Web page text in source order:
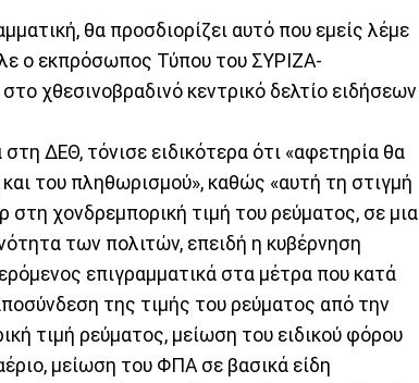
θα προσδιορίζει αυτό που εμείς λέμε
ο εκπρόσωπος Τύπου του ΣΥΡΙΖΑ-
χθεσινοβραδινό κεντρικό δελτίο ειδήσεων
ΔΕΘ, τόνισε ειδικότερα ότι «αφετηρία θα
του πληθωρισμού», καθώς «αυτή τη στιγμή
χονδρεμπορική τιμή του ρεύματος, σε μια
των πολιτών, επειδή η κυβέρνηση
επιγραμματικά στα μέτρα που κατά
της τιμής του ρεύματος από την
τιμή ρεύματος, μείωση του ειδικού φόρου
μείωση του ΦΠΑ σε βασικά είδη